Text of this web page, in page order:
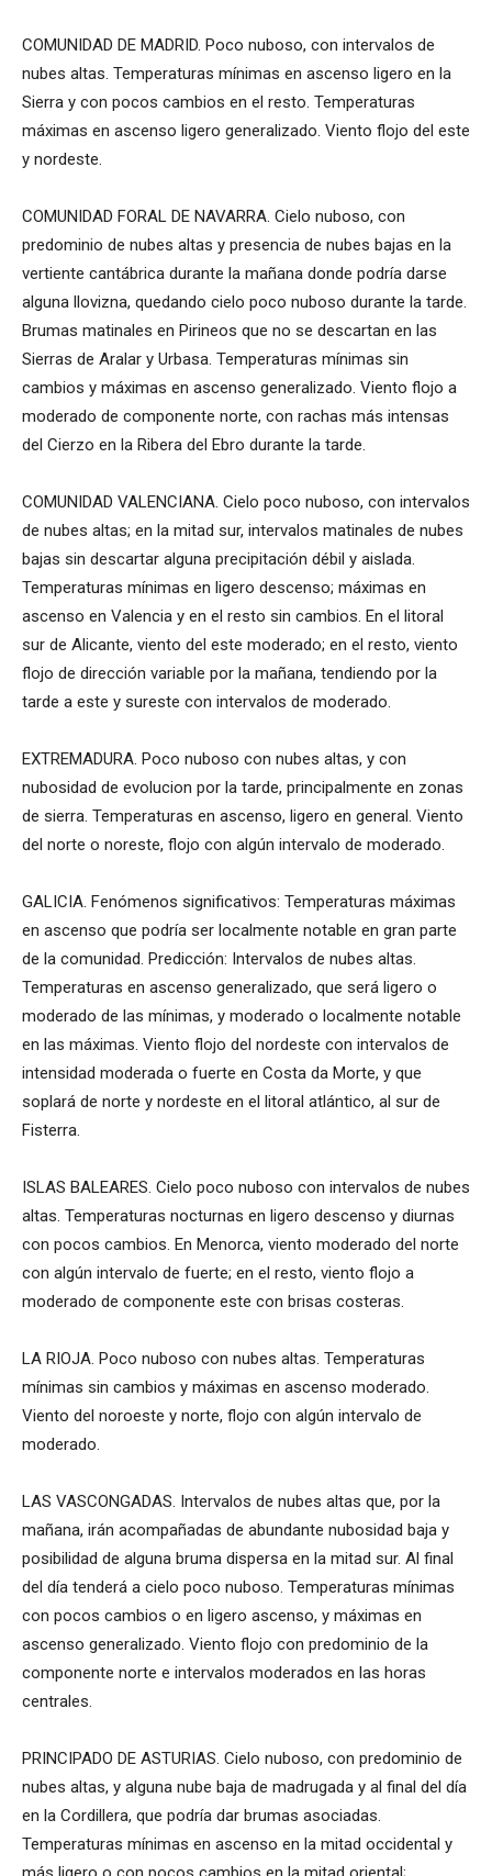
COMUNIDAD DE MADRID. Poco nuboso, con intervalos de
nubes altas. Temperaturas mínimas en ascenso ligero en la
Sierra y con pocos cambios en el resto. Temperaturas
máximas en ascenso ligero generalizado. Viento flojo del este
y nordeste.
COMUNIDAD FORAL DE NAVARRA. Cielo nuboso, con
predominio de nubes altas y presencia de nubes bajas en la
vertiente cantábrica durante la mañana donde podría darse
alguna llovizna, quedando cielo poco nuboso durante la tarde.
Brumas matinales en Pirineos que no se descartan en las
Sierras de Aralar y Urbasa. Temperaturas mínimas sin
cambios y máximas en ascenso generalizado. Viento flojo a
moderado de componente norte, con rachas más intensas
del Cierzo en la Ribera del Ebro durante la tarde.
COMUNIDAD VALENCIANA. Cielo poco nuboso, con intervalos
de nubes altas; en la mitad sur, intervalos matinales de nubes
bajas sin descartar alguna precipitación débil y aislada.
Temperaturas mínimas en ligero descenso; máximas en
ascenso en Valencia y en el resto sin cambios. En el litoral
sur de Alicante, viento del este moderado; en el resto, viento
flojo de dirección variable por la mañana, tendiendo por la
tarde a este y sureste con intervalos de moderado.
EXTREMADURA. Poco nuboso con nubes altas, y con
nubosidad de evolucion por la tarde, principalmente en zonas
de sierra. Temperaturas en ascenso, ligero en general. Viento
del norte o noreste, flojo con algún intervalo de moderado.
GALICIA. Fenómenos significativos: Temperaturas máximas
en ascenso que podría ser localmente notable en gran parte
de la comunidad. Predicción: Intervalos de nubes altas.
Temperaturas en ascenso generalizado, que será ligero o
moderado de las mínimas, y moderado o localmente notable
en las máximas. Viento flojo del nordeste con intervalos de
intensidad moderada o fuerte en Costa da Morte, y que
soplará de norte y nordeste en el litoral atlántico, al sur de
Fisterra.
ISLAS BALEARES. Cielo poco nuboso con intervalos de nubes
altas. Temperaturas nocturnas en ligero descenso y diurnas
con pocos cambios. En Menorca, viento moderado del norte
con algún intervalo de fuerte; en el resto, viento flojo a
moderado de componente este con brisas costeras.
LA RIOJA. Poco nuboso con nubes altas. Temperaturas
mínimas sin cambios y máximas en ascenso moderado.
Viento del noroeste y norte, flojo con algún intervalo de
moderado.
LAS VASCONGADAS. Intervalos de nubes altas que, por la
mañana, irán acompañadas de abundante nubosidad baja y
posibilidad de alguna bruma dispersa en la mitad sur. Al final
del día tenderá a cielo poco nuboso. Temperaturas mínimas
con pocos cambios o en ligero ascenso, y máximas en
ascenso generalizado. Viento flojo con predominio de la
componente norte e intervalos moderados en las horas
centrales.
PRINCIPADO DE ASTURIAS. Cielo nuboso, con predominio de
nubes altas, y alguna nube baja de madrugada y al final del día
en la Cordillera, que podría dar brumas asociadas.
Temperaturas mínimas en ascenso en la mitad occidental y